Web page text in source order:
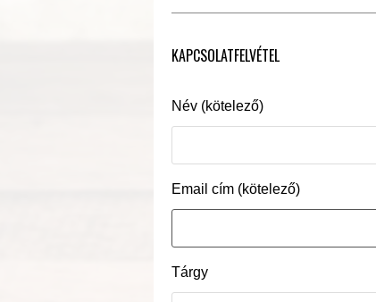
KAPCSOLATFELVÉTEL
Név (kötelező)
Email cím (kötelező)
Tárgy